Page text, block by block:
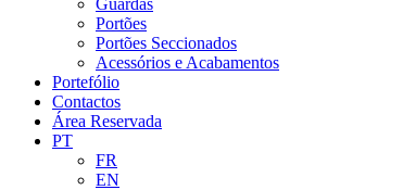
Guardas
Portões
Portões Seccionados
Acessórios e Acabamentos
Portefólio
Contactos
Área Reservada
PT
FR
EN